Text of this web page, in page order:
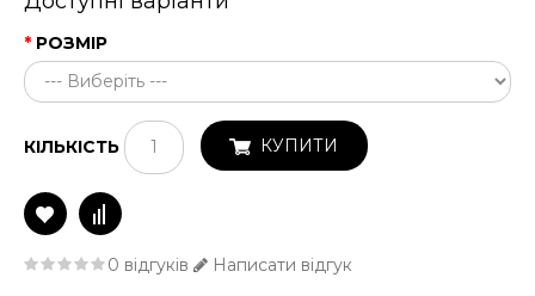
РОЗМІР
КІЛЬКІСТЬ КУПИТИ
0 відгуків Написати відгук